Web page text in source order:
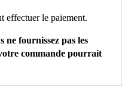
effectuer le paiement.
fournissez pas les
commande pourrait